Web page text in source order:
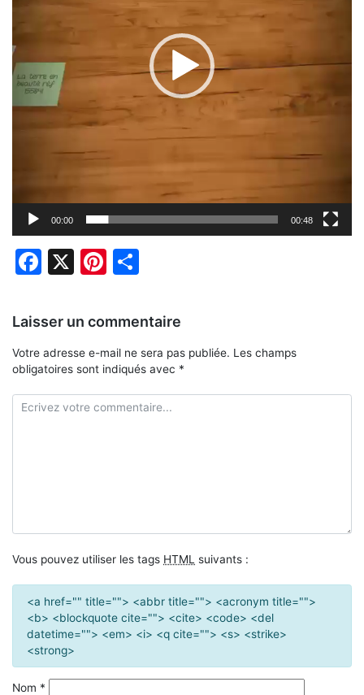
00:00 00:48
Facebook
X Pinterest
Laisser un commentaire
Votre adresse e-mail ne sera pas publiée. Les champs
obligatoires sont indiqués avec *
Vous pouvez utiliser les tags HTML suivants :
<a href="" title=""> <abbr title=""> <acronym title="">
<b> <blockquote cite=""> <cite> <code> <del
datetime=""> <em> <i> <q cite=""> <s> <strike>
<strong>
Nom *